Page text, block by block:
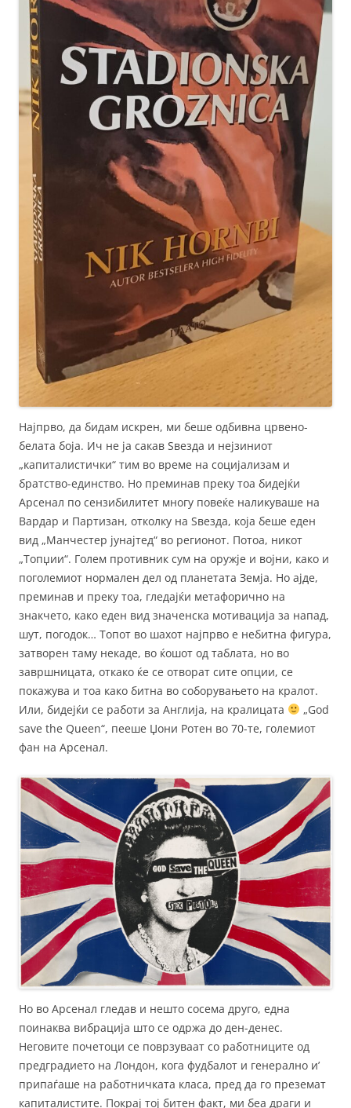
Најпрво, да бидам искрен, ми беше одбивна црвено-
белата боја. Ич не ја сакав Ѕвезда и нејзиниот
„капиталистички“ тим во време на социјализам и
братство-единство. Но преминав преку тоа бидејќи
Арсенал по сензибилитет многу повеќе наликуваше на
Вардар и Партизан, отколку на Ѕвезда, која беше еден
вид „Манчестер јунајтед“ во регионот. Потоа, никот
„Топџии“. Голем противник сум на оружје и војни, како и
поголемиот нормален дел од планетата Земја. Но ајде,
преминав и преку тоа, гледајќи метафорично на
знакчето, како еден вид значенска мотивација за напад,
шут, погодок… Топот во шахот најпрво е небитна фигура,
затворен таму некаде, во ќошот од таблата, но во
завршницата, откако ќе се отворат сите опции, се
покажува и тоа како битна во соборувањето на кралот.
Или, бидејќи се работи за Англија, на кралицата
„God
save the Queen“, пееше Џони Ротен во 70-те, големиот
фан на Арсенал.
Но во Арсенал гледав и нешто сосема друго, една
поинаква вибрација што се одржа до ден-денес.
Неговите почетоци се поврзуваат со работниците од
предградието на Лондон, кога фудбалот и генерално и’
припаѓаше на работничката класа, пред да го преземат
капиталистите. Покрај тој битен факт, ми беа драги и